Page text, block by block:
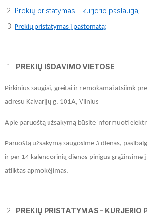
Prekių pristatymas – kurjerio paslauga;
Prekių pristatymas į paštomatą;
PREKIŲ IŠDAVIMO VIETOSE
Pirkinius saugiai, greitai ir nemokamai atsiimk
adresu Kalvarijų g. 101A, Vilnius
Apie paruoštą užsakymą būsite informuoti
Paruoštą užsakymą saugosime 3 dienas,
ir per 14 kalendorinių dienos pinigus grąžinsime
atliktas apmokėjimas.
PREKIŲ PRISTATYMAS – KURJERIO